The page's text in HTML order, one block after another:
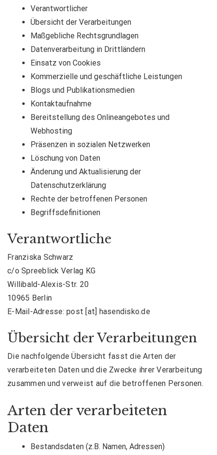
Verantwortlicher
Übersicht der Verarbeitungen
Maßgebliche Rechtsgrundlagen
Datenverarbeitung in Drittländern
Einsatz von Cookies
Kommerzielle und geschäftliche Leistungen
Blogs und Publikationsmedien
Kontaktaufnahme
Bereitstellung des Onlineangebotes und
Webhosting
Präsenzen in sozialen Netzwerken
Löschung von Daten
Änderung und Aktualisierung der
Datenschutzerklärung
Rechte der betroffenen Personen
Begriffsdefinitionen
Verantwortliche
Franziska Schwarz
c/o Spreeblick Verlag KG
Willibald-Alexis-Str. 20
10965 Berlin
E-Mail-Adresse: post [at] hasendisko.de
Übersicht der Verarbeitungen
Die nachfolgende Übersicht fasst die Arten der
verarbeiteten Daten und die Zwecke ihrer Verarbeitung
zusammen und verweist auf die betroffenen Personen.
Arten der verarbeiteten
Daten
Bestandsdaten (z.B. Namen, Adressen)